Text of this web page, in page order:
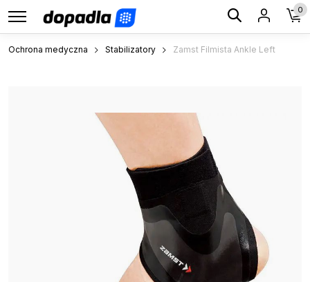
0
Ochrona medyczna Stabilizatory Zamst Filmista Ankle Left